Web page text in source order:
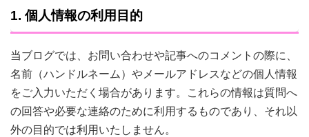
1. 個人情報の利用目的
当ブログでは、お問い合わせや記事へのコメントの際に、
名前（ハンドルネーム）やメールアドレスなどの個人情報
をご入力いただく場合があります。これらの情報は質問へ
の回答や必要な連絡のために利用するものであり、それ以
外の目的では利用いたしません。